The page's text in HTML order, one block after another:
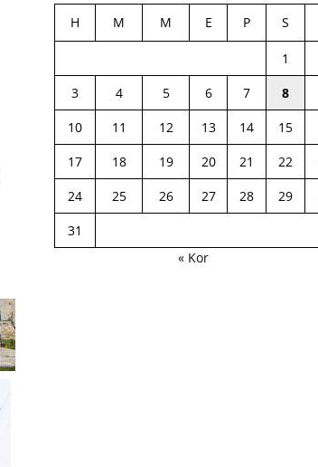
H M M E P S
1
3
4 5 6 7 8
10
11 12 13 14 15
17
18 19 20 21 22
24
25 26 27 28 29
31
« Kor